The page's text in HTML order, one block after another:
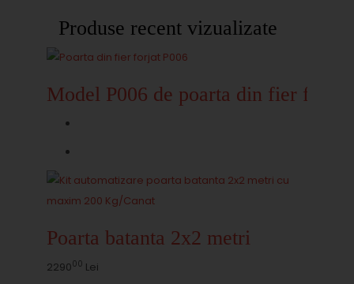
Produse recent vizualizate
Model P006 de poarta din fier forjat
Poarta batanta 2x2 metri
229000 Lei